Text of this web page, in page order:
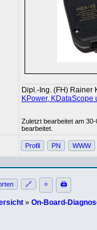
Dipl.-Ing. (FH) Rainer
KPower,
Zuletzt bearbeitet am
bearbeitet.
Profil PN WWW
🔗 ⭐ 🖨
» On-Board-